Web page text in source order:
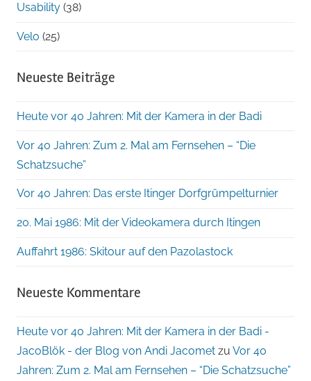
Usability (38)
Velo (25)
Neueste Beiträge
Heute vor 40 Jahren: Mit der Kamera in der Badi
Vor 40 Jahren: Zum 2. Mal am Fernsehen – “Die
Schatzsuche”
Vor 40 Jahren: Das erste Itinger Dorfgrümpelturnier
20. Mai 1986: Mit der Videokamera durch Itingen
Auffahrt 1986: Skitour auf den Pazolastock
Neueste Kommentare
Heute vor 40 Jahren: Mit der Kamera in der Badi -
JacoBlök - der Blog von Andi Jacomet zu Vor 40
Jahren: Zum 2. Mal am Fernsehen – “Die Schatzsuche”